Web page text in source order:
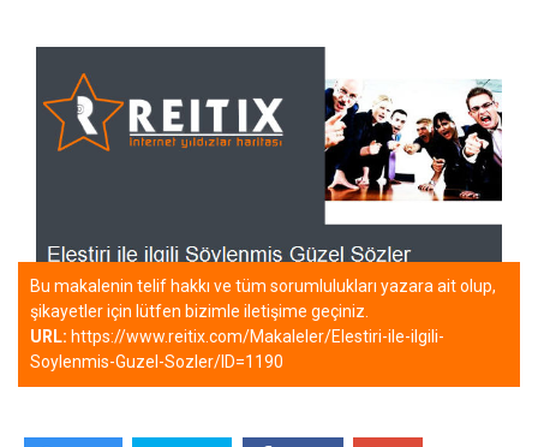
Bu makalenin telif hakkı ve tüm sorumlulukları yazara ait olup,
şikayetler için lütfen bizimle iletişime geçiniz.
URL: https://www.reitix.com/Makaleler/Elestiri-ile-ilgili-
Soylenmis-Guzel-Sozler/ID=1190